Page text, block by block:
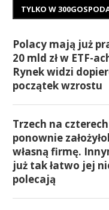
TYLKO W
Polacy mają już
20 mld zł w ETF-
Rynek widzi
początek wzrostu
Trzech na czterech
ponownie
własną firmę.
już tak łatwo jej
polecają